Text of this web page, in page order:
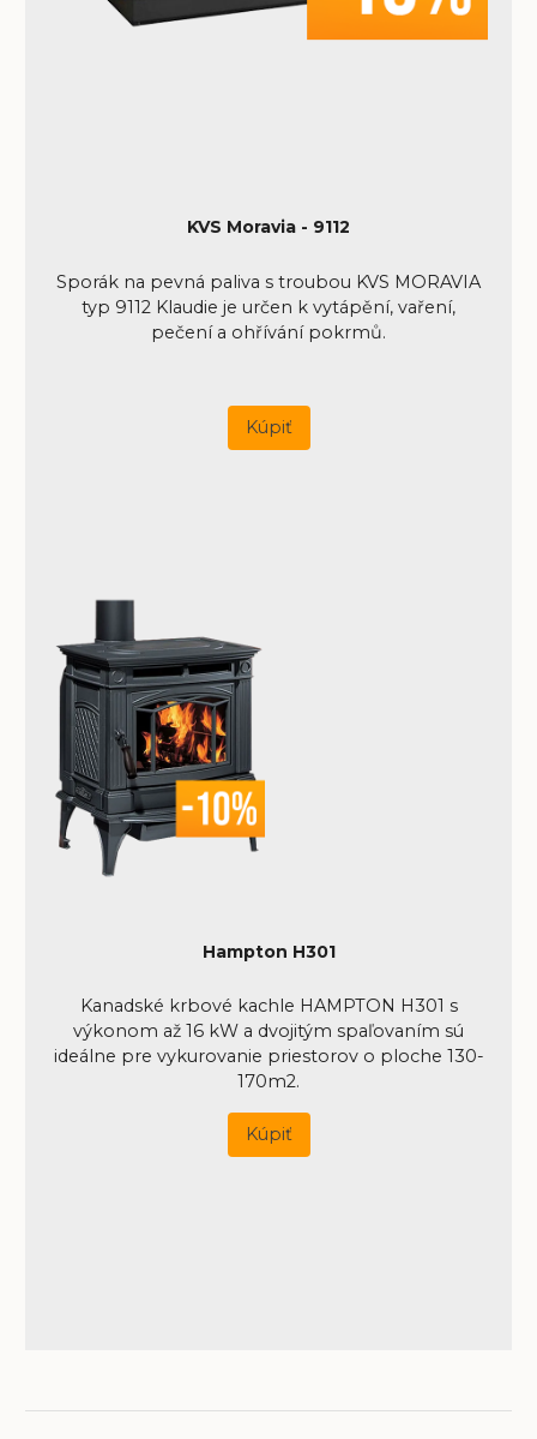
KVS Moravia - 9112
Sporák na pevná paliva s troubou KVS MORAVIA
typ 9112 Klaudie je určen k vytápění, vaření,
pečení a ohřívání pokrmů.
Kúpiť
Hampton H301
Kanadské krbové kachle HAMPTON H301 s
výkonom až 16 kW a dvojitým spaľovaním sú
ideálne pre vykurovanie priestorov o ploche 130-
170m2.
Kúpiť